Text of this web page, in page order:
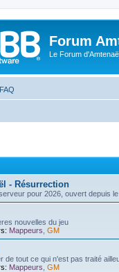
Forum
Le Forum
FAQ
- Résurrection
pour 2026, ouvert depuis
nouvelles du jeu
Mappeurs GM
de tout ce qui n'est pas traité
Mappeurs GM